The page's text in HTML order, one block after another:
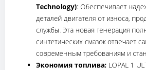
Technology): Обеспечивает
деталей двигателя от износа,
службы. Эта новая генерация
синтетических смазок отвечает
современным требованиям и
Экономия топлива: LOPAL 1